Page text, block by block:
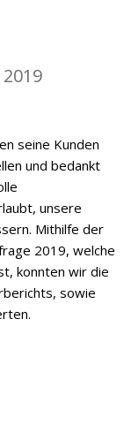
seine Kunden
und bedankt
unsere
Mithilfe der
2019, welche
konnten wir die
sowie